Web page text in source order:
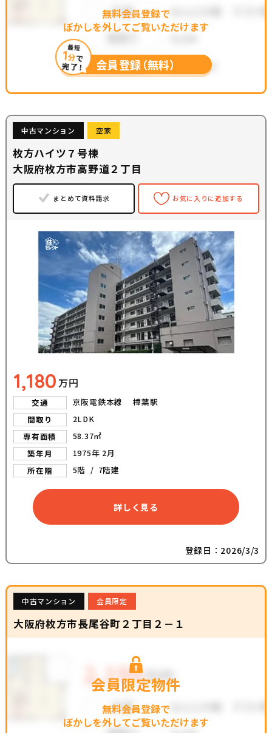
無料会員登録で
ぼかしを外してご覧いただけます
最短
1分で
完了！ 会員登録（無料）
中古マンション 空家
枚方ハイツ７号棟
大阪府枚方市高野道２丁目
まとめて資料請求 お気に入りに追加する
1,180万円
交通
京阪電鉄本線 樟葉駅
間取り
2LDK
専有面積
58.37㎡
築年月
1975年 2月
所在階
5階 / 7階建
詳しく見る
登録日：2026/3/3
中古マンション 会員限定
大阪府枚方市長尾谷町２丁目２－１
会員限定物件
無料会員登録で
ぼかしを外してご覧いただけます